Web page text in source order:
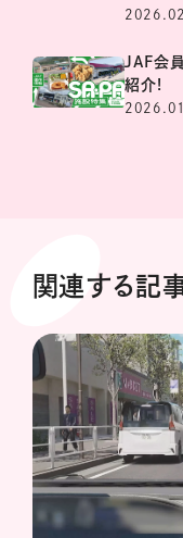
JAF会
紹介!
関連する記